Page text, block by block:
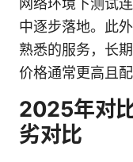
中逐步落地。此
熟悉的服务，长
价格通常更高且配
2025年对
劣对比